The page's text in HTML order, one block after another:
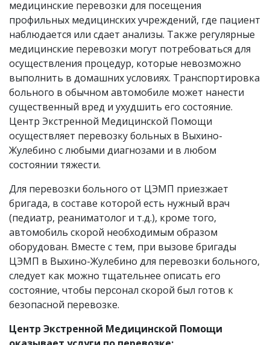
медицинские перевозки для посещения
профильных медицинских учреждений, где пациент
наблюдается или сдает анализы. Также регулярные
медицинские перевозки могут потребоваться для
осуществления процедур, которые невозможно
выполнить в домашних условиях. Транспортировка
больного в обычном автомобиле может нанести
существенный вред и ухудшить его состояние.
Центр Экстренной Медицинской Помощи
осуществляет перевозку больных в Выхино-
Жулебино с любыми диагнозами и в любом
состоянии тяжести.
Для перевозки больного от ЦЭМП приезжает
бригада, в составе которой есть нужный врач
(педиатр, реаниматолог и т.д.), кроме того,
автомобиль скорой необходимым образом
оборудован. Вместе с тем, при вызове бригады
ЦЭМП в Выхино-Жулебино для перевозки больного,
следует как можно тщательнее описать его
состояние, чтобы персонал скорой был готов к
безопасной перевозке.
Центр Экстренной Медицинской Помощи